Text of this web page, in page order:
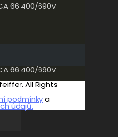
66 400/690V
66 400/690V
All Rights
podmínkya
údajů.